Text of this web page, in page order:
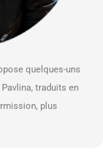
quelques-uns
traduits en
plus